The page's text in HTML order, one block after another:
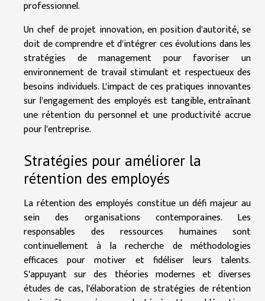
professionnel.
Un chef de projet innovation, en position d'autorité, se
doit de comprendre et d'intégrer ces évolutions dans les
stratégies de management pour favoriser un
environnement de travail stimulant et respectueux des
besoins individuels. L'impact de ces pratiques innovantes
sur l'engagement des employés est tangible, entraînant
une rétention du personnel et une productivité accrue
pour l'entreprise.
Stratégies pour améliorer la
rétention des employés
La rétention des employés constitue un défi majeur au
sein des organisations contemporaines. Les
responsables des ressources humaines sont
continuellement à la recherche de méthodologies
efficaces pour motiver et fidéliser leurs talents.
S'appuyant sur des théories modernes et diverses
études de cas, l'élaboration de stratégies de rétention